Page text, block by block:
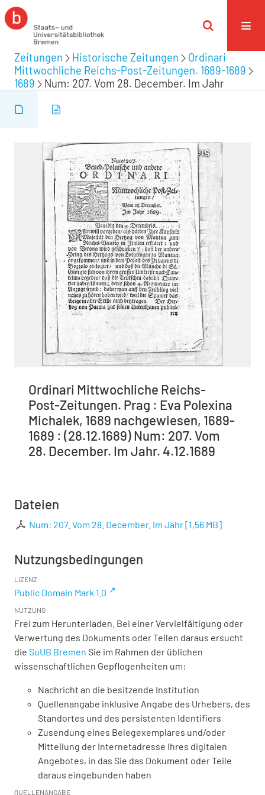
Zeitungen Historische Zeitungen
Ordinari
Mittwochliche Reichs-Post-Zeitungen. 1689-1689
1689
Num: 207. Vom 28. December. Im Jahr
Ordinari Mittwochliche Reichs-
Post-Zeitungen. Prag : Eva Polexina
Michalek, 1689 nachgewiesen, 1689-
1689 : (28.12.1689) Num: 207. Vom
28. December. Im Jahr. 4.12.1689
Dateien
Num: 207. Vom 28. December. Im Jahr[1,56 MB]
Nutzungsbedingungen
LIZENZ
Public Domain Mark 1.0
NUTZUNG
Frei zum Herunterladen. Bei einer Vervielfältigung oder
Verwertung des Dokuments oder Teilen daraus ersucht
die SuUB Bremen Sie im Rahmen der üblichen
wissenschaftlichen Gepflogenheiten um:
Nachricht an die besitzende Institution
Quellenangabe inklusive Angabe des Urhebers, des
Standortes und des persistenten Identifiers
Zusendung eines Belegexemplares und/oder
Mitteilung der Internetadresse Ihres digitalen
Angebotes, in das Sie das Dokument oder Teile
daraus eingebunden haben
QUELLENANGABE